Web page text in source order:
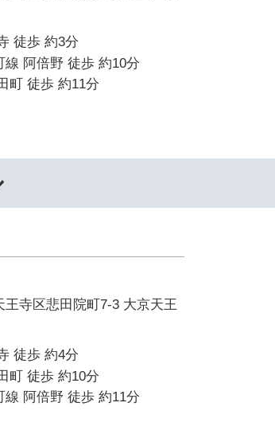
徒歩 約3分
線 阿倍野 徒歩 約10分
町 徒歩 約11分
王寺区悲田院町7-3 大京天王
徒歩 約4分
町 徒歩 約10分
線 阿倍野 徒歩 約11分